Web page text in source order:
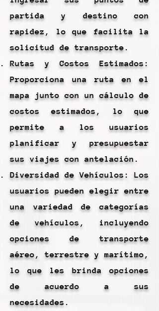
partida y destino con
rapidez, lo que facilita la
solicitud de transporte.
Rutas y Costos Estimados:
Proporciona una ruta en el
mapa junto con un cálculo de
costos estimados, lo que
permite a los usuarios
planificar y presupuestar
sus viajes con antelación.
Diversidad de Vehículos: Los
usuarios pueden elegir entre
una variedad de categorías
de vehículos, incluyendo
opciones de transporte
aéreo, terrestre y marítimo,
lo que les brinda opciones
de acuerdo a sus
necesidades.